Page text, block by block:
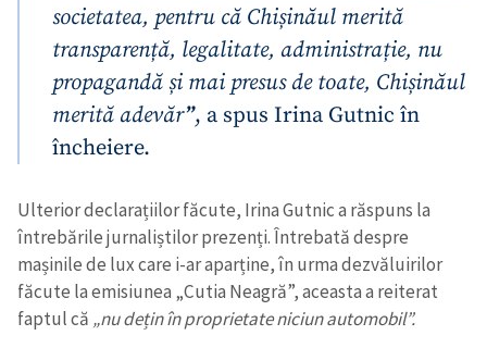
SUSȚINE
societatea, pentru că Chișinăul merită
transparență, legalitate, administrație, nu
propagandă și mai presus de toate, Chișinăul
merită adevăr”, a spus Irina Gutnic în
încheiere.
Ulterior declarațiilor făcute, Irina Gutnic a răspuns la
întrebările jurnaliștilor prezenți. Întrebată despre
mașinile de lux care i-ar aparține, în urma dezvăluirilor
făcute la emisiunea „Cutia Neagră”, aceasta a reiterat
faptul că „nu dețin în proprietate niciun automobil”.